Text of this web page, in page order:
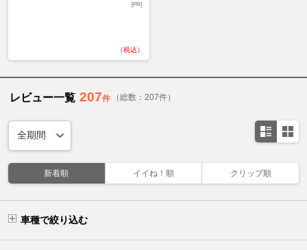
[PR]
（税込）
レビュー一覧 207件 （総数：207件）
新着順 イイね！順 クリップ順
車種で絞り込む